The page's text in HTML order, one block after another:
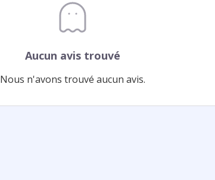
Aucun avis trouvé
Nous n'avons trouvé aucun avis.